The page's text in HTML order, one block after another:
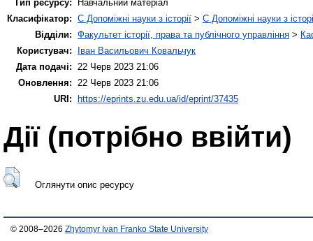
Тип ресурсу:
Навчальний матеріал
Класифікатор: C Допоміжні науки з історії > C Допоміжні науки з
Відділи: Факультет історії, права та публічного управління >
Користувач:
Іван Васильович Ковальчук
Дата подачі:
22 Черв 2023 21:06
Оновлення:
22 Черв 2023 21:06
URI: https://eprints.zu.edu.ua/id/eprint/37435
Дії ​​(потрібно ввійти)
Оглянути опис ресурсу
© 2008–2026 Zhytomyr Ivan Franko State University